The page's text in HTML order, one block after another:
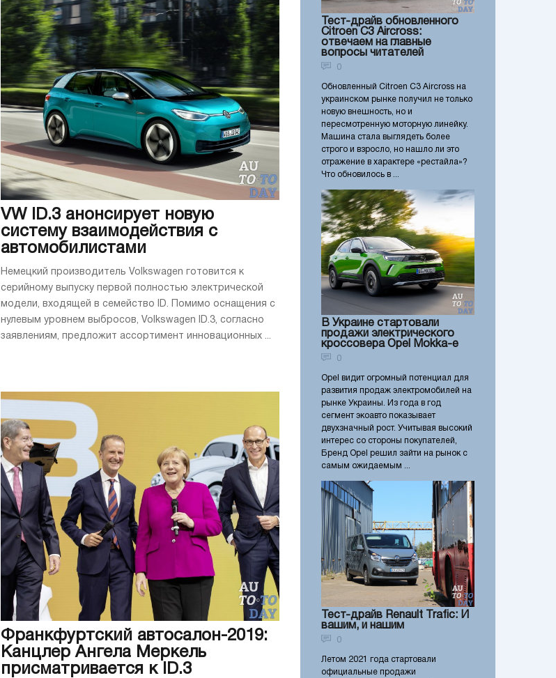
VW ID.3 анонсирует новую
систему взаимодействия с
автомобилистами
Немецкий производитель Volkswagen готовится к
серийному выпуску первой полностью электрической
модели, входящей в семейство ID. Помимо оснащения с
нулевым уровнем выбросов, Volkswagen ID.3, согласно
заявлениям, предложит ассортимент инновационных ...
Франкфуртский автосалон-2019:
Канцлер Ангела Меркель
присматривается к ID.3
Тест-драйв обновленного
Citroen C3 Aircross:
отвечаем на главные
вопросы читателей
0
Обновленный Citroen C3 Aircross на
украинском рынке получил не только
новую внешность, но и
пересмотренную моторную линейку.
Машина стала выглядеть более
строго и взросло, но нашло ли это
отражение в характере «рестайла»?
Что обновилось в ...
В Украине стартовали
продажи электрического
кроссовера Opel Моkkа-е
0
Opel видит огромный потенциал для
развития продаж электромобилей на
рынке Украины. Из года в год
сегмент экоавто показывает
двухзначный рост. Учитывая высокий
интерес со стороны покупателей,
Бренд Opel решил зайти на рынок с
самым ожидаемым ...
Тест-драйв Renault Trafic: И
вашим, и нашим
0
Летом 2021 года стартовали
официальные продажи